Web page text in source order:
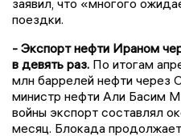
поездки.
- Экспорт нефти Ираном
в девять раз. По итогам
млн баррелей нефти через
министр нефти Али Басим
войны экспорт составлял
месяц. Блокада продолжает